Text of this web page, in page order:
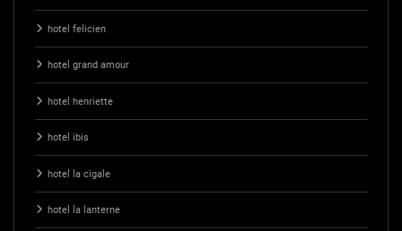
hotel felicien
hotel grand amour
hotel henriette
hotel ibis
hotel la cigale
hotel la lanterne